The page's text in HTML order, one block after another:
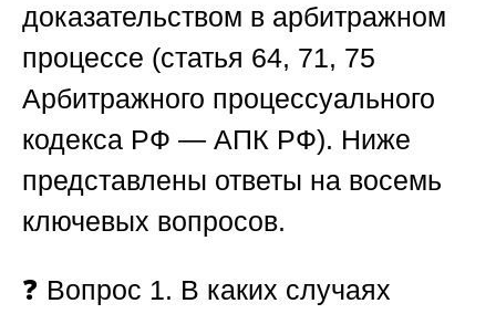
доказательством в арбитражном
процессе (статья 64, 71, 75
Арбитражного процессуального
кодекса РФ — АПК РФ). Ниже
представлены ответы на восемь
ключевых вопросов.
❓ Вопрос 1. В каких случаях